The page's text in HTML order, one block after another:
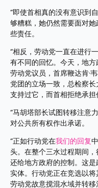
“即使首相真的没有意识到
够糟糕，她仍然需要面对
些责任。
“相反，劳动党一直在进行
有不同的回忆。今天，地
劳动党议员，首席鞭达肯·
党团的立场一致，总检察
支持过它，而首相拒绝承担
“马胡塔部长试图转移注意
对公共所有权作出承诺。
“正如行动党在我们的回复
头。在整个三水过程期间
还给地方政府的控制。这
实体。行动党正在竞选以将
劳动党故意搅混水域并转移